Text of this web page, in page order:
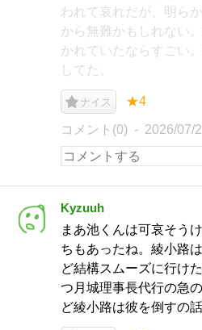
われて哀れだが、明ら
から無難かもしれない
かれていたならすごい
してた。
ナイス ★4
コメント(0) 2026/07/
Kyzuuh
まあ池くんは可哀そう
ちもあったね。綾小路
ど結構スムーズに行け
つ月城理事長代行の急
ど綾小路は彼を倒すの